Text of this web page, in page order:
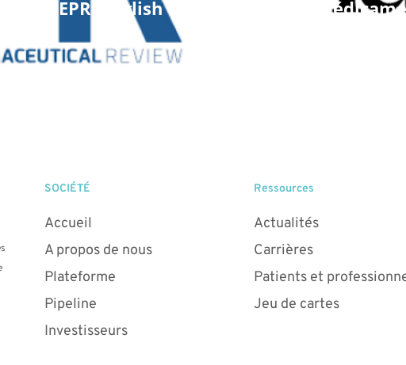
– EPR (English only)
SOCIÉTÉ
Accueil
A propos de nous
Plateforme
Pipeline
Investisseurs
Ressources
Actualités
Carrières
Patients et
Jeu de cartes